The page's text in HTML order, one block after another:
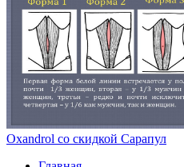
Oxandrol со скидкой Сарапул